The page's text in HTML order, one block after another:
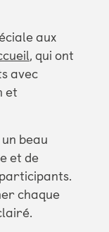
aux
, qui ont
avec
et
beau
et de
chaque